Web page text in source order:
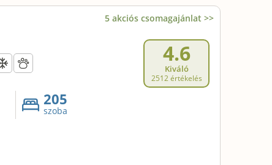
5 akciós csomagajánlat >>
4.6
Kiváló
2512 értékelés
205
szoba